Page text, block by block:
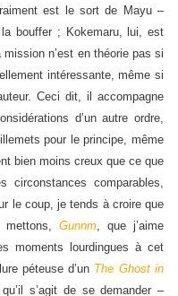
est le sort de Mayu –
la bouffer ; Kokemaru, lui, est
n’est en théorie pas si
intéressante, même si
Ceci dit, il accompagne
d’un autre ordre,
pour le principe, même
bien moins creux que ce que
circonstances comparables,
le coup, je tends à croire que
mettons, Gunnm, que j’aime
moments lourdingues à cet
péteuse d’un The Ghost in
s’agit de se demander –